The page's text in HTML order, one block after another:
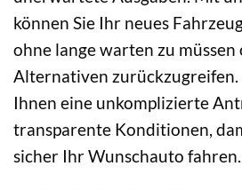
können Sie Ihr neues
ohne lange warten zu
Alternativen
Ihnen eine unkomplizierte
transparente Konditionen,
sicher Ihr Wunschauto fahren.